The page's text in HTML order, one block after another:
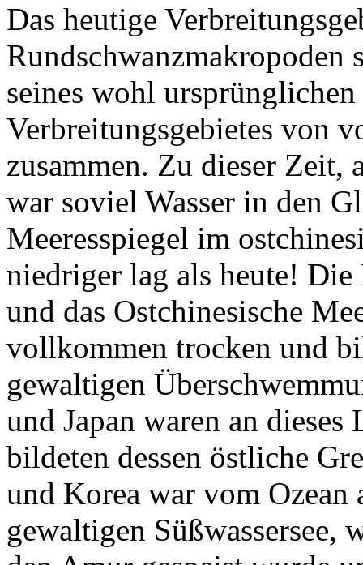
Das heutige
Rundschwanzmakropoden
seines wohl
Verbreitungsgebietes von
zusammen. Zu dieser Zeit,
war soviel Wasser in den
Meeresspiegel im
niedriger lag als heute!
und das Ostchinesische
vollkommen trocken und
gewaltigen
und Japan waren an dieses
bildeten dessen östliche
und Korea war vom Ozean
gewaltigen Süßwassersee,